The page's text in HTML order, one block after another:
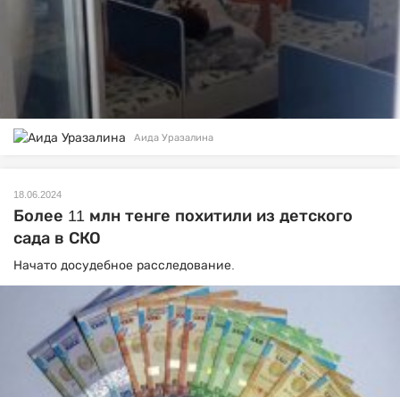
Аида Уразалина
18.06.2024
Более 11 млн тенге похитили из детского
сада в СКО
Начато досудебное расследование.